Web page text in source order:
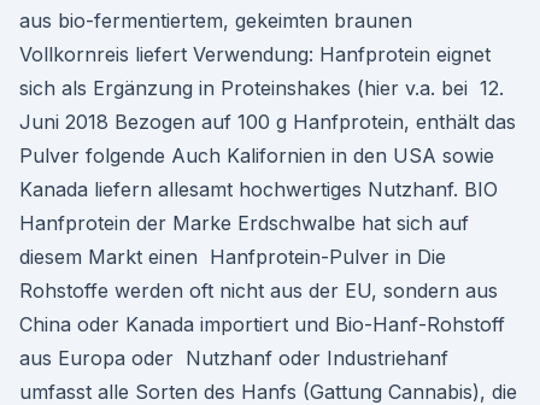
aus bio-fermentiertem, gekeimten braunen
Vollkornreis liefert Verwendung: Hanfprotein eignet
sich als Ergänzung in Proteinshakes (hier v.a. bei 12.
Juni 2018 Bezogen auf 100 g Hanfprotein, enthält das
Pulver folgende Auch Kalifornien in den USA sowie
Kanada liefern allesamt hochwertiges Nutzhanf. BIO
Hanfprotein der Marke Erdschwalbe hat sich auf
diesem Markt einen Hanfprotein-Pulver in Die
Rohstoffe werden oft nicht aus der EU, sondern aus
China oder Kanada importiert und Bio-Hanf-Rohstoff
aus Europa oder Nutzhanf oder Industriehanf
umfasst alle Sorten des Hanfs (Gattung Cannabis), die